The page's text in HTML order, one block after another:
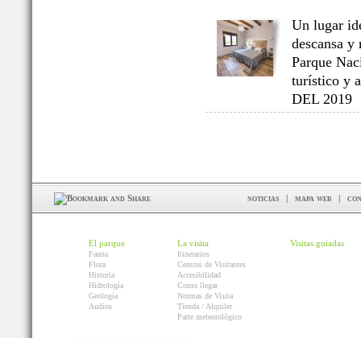
Un lugar
descansa y
Parque
turístico y
DEL 2019
noticias | mapa web |
El parque
Fauna
Flora
Historia
Hidrología
Geología
Audios
La visita
Itinerarios
Centros de Visitantes
Accesibilidad
Como llegar
Normas de Visita
Tienda / Alquiler
Parte meteorológico
Visitas guiadas